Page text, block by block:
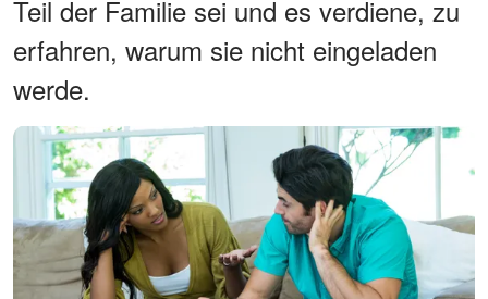
Teil der Familie sei und es verdiene, zu
erfahren, warum sie nicht eingeladen
werde.